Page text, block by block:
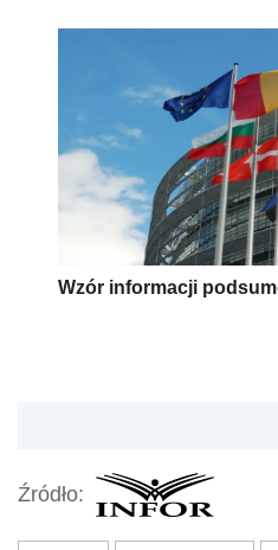
Wzór informacji
Źródło: